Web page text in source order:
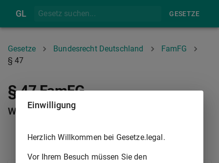
GL GESETZE
Gesetze Bundesrecht Deutschland
FamFG
§ 47
§ 47 FamFG
Wirksam bleibende Rechtsgeschäfte
Einwilligung
Herzlich Willkommen bei Gesetze.legal.
Vor Ihrem Besuch müssen Sie den